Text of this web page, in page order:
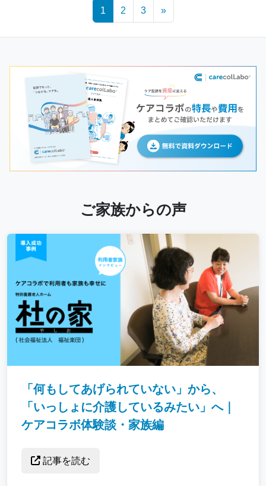
1 2 3 »
ご家族からの声
「何もしてあげられていない」から、
「いっしょに介護しているみたい」へ｜
ケアコラボ体験談・家族編
記事を読む